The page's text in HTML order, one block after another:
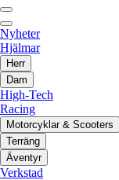
Nyheter
Hjälmar
Herr
Dam
High-Tech
Racing
Motorcyklar & Scooters
Terräng
Äventyr
Verkstad